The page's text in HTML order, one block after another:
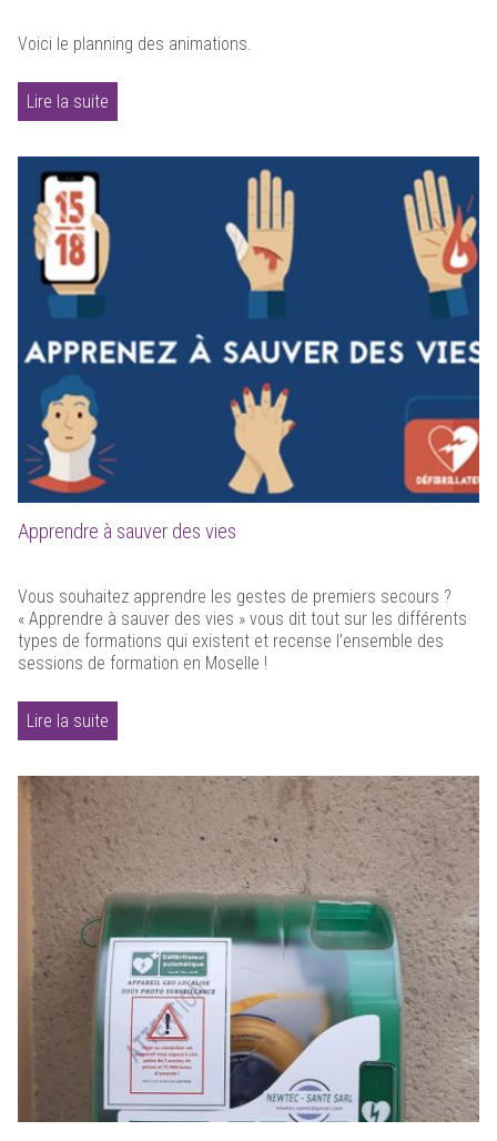
Voici le planning des animations.
Lire la suite
Apprendre à sauver des vies
Vous souhaitez apprendre les gestes de premiers secours ?
« Apprendre à sauver des vies » vous dit tout sur les différents
types de formations qui existent et recense l’ensemble des
sessions de formation en Moselle !
Lire la suite